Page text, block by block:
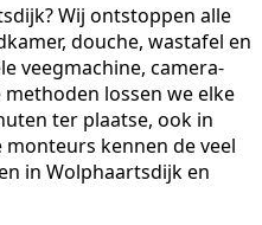
Wij ontstoppen alle
douche, wastafel en
veegmachine, camera-
lossen we elke
ter plaatse, ook in
kennen de veel
in Wolphaartsdijk en